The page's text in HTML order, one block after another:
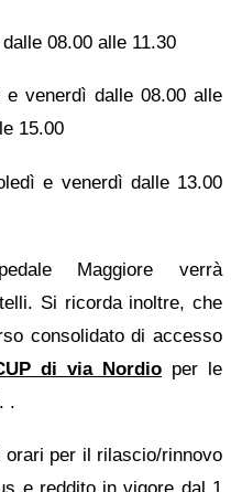
08.00 alle 11.30
e venerdì dalle 08.00 alle
15.00
e venerdì dalle 13.00
Maggiore verrà
Si ricorda inoltre, che
consolidato di accesso
di via Nordio per le
.
orari per il rilascio/rinnovo